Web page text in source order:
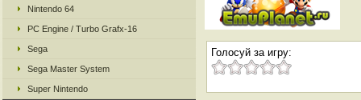
Nintendo 64
PC Engine / Turbo Grafx-16
Sega
Sega Master System
Super Nintendo
Голосуй за игру: